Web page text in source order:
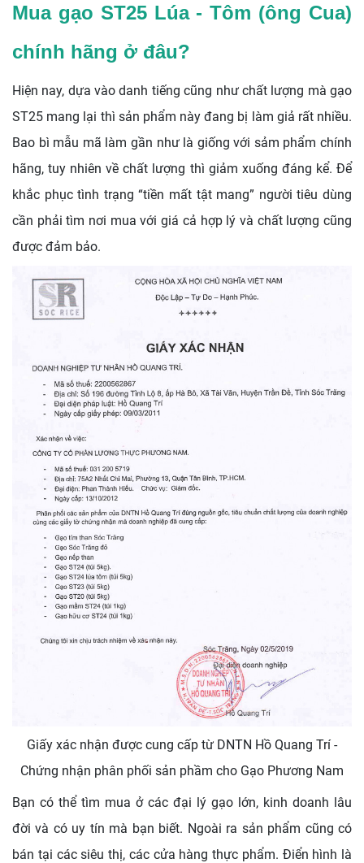
Mua gạo ST25 Lúa - Tôm (ông Cua)
chính hãng ở đâu?
Hiện nay, dựa vào danh tiếng cũng như chất lượng mà gạo
ST25 mang lại thì sản phẩm này đang bị làm giả rất nhiều.
Bao bì mẫu mã làm gần như là giống với sảm phẩm chính
hãng, tuy nhiên về chất lượng thì giảm xuống đáng kể. Để
khắc phục tình trạng “tiền mất tật mang” người tiêu dùng
cần phải tìm nơi mua với giá cả hợp lý và chất lượng cũng
được đảm bảo.
Giấy xác nhận được cung cấp từ DNTN Hồ Quang Trí -
Chứng nhận phân phối sản phầm cho Gạo Phương Nam
Bạn có thể tìm mua ở các đại lý gạo lớn, kinh doanh lâu
đời và có uy tín mà bạn biết. Ngoài ra sản phẩm cũng có
bán tại các siêu thị, các cửa hàng thực phẩm. Điển hình là